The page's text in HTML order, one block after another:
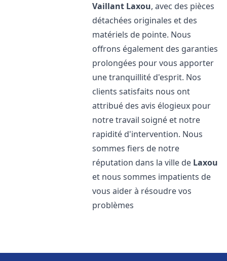
Vaillant Laxou, avec des pièces
détachées originales et des
matériels de pointe. Nous
offrons également des garanties
prolongées pour vous apporter
une tranquillité d'esprit. Nos
clients satisfaits nous ont
attribué des avis élogieux pour
notre travail soigné et notre
rapidité d'intervention. Nous
sommes fiers de notre
réputation dans la ville de Laxou
et nous sommes impatients de
vous aider à résoudre vos
problèmes